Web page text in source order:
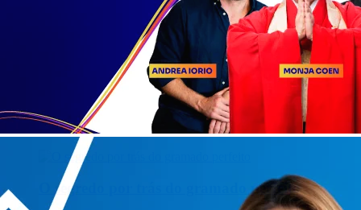
O segredo por trás do gramado perfeito